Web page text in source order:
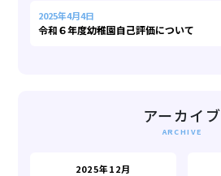
令和６年度幼稚園自己評価について
2025年4月4日
アーカイブ
2025年12月